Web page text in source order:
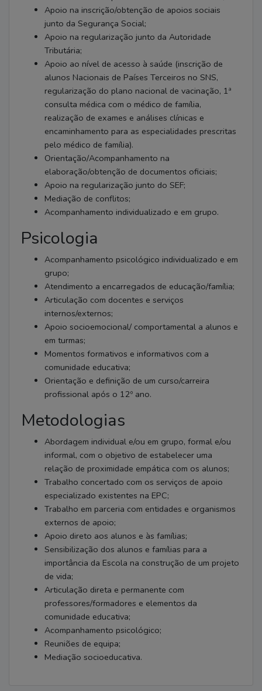
Apoio na inscrição/obtenção de apoios sociais
junto da Segurança Social;
Apoio na regularização junto da Autoridade
Tributária;
Apoio ao nível de acesso à saúde (inscrição de
alunos Nacionais de Países Terceiros no SNS,
regularização do plano nacional de vacinação, 1ª
consulta médica com o médico de família,
realização de exames e análises clínicas e
encaminhamento para as especialidades prescritas
pelo médico de família).
Orientação/Acompanhamento na
elaboração/obtenção de documentos oficiais;
Apoio na regularização junto do SEF;
Mediação de conflitos;
Acompanhamento individualizado e em grupo.
Psicologia
Acompanhamento psicológico individualizado e em
grupo;
Atendimento a encarregados de educação/família;
Articulação com docentes e serviços
internos/externos;
Apoio socioemocional/ comportamental a alunos e
em turmas;
Momentos formativos e informativos com a
comunidade educativa;
Orientação e definição de um curso/carreira
profissional após o 12º ano.
Metodologias
Abordagem individual e/ou em grupo, formal e/ou
informal, com o objetivo de estabelecer uma
relação de proximidade empática com os alunos;
Trabalho concertado com os serviços de apoio
especializado existentes na EPC;
Trabalho em parceria com entidades e organismos
externos de apoio;
Apoio direto aos alunos e às famílias;
Sensibilização dos alunos e famílias para a
importância da Escola na construção de um projeto
de vida;
Articulação direta e permanente com
professores/formadores e elementos da
comunidade educativa;
Acompanhamento psicológico;
Reuniões de equipa;
Mediação socioeducativa.